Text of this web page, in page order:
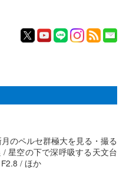
のペルセ群極大を見る・撮る
星空の下で深呼吸する天文台
/ ほか